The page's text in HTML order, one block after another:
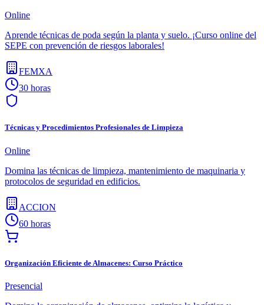
Online
Aprende técnicas de poda según la planta y suelo. ¡Curso online del
SEPE con prevención de riesgos laborales!
FEMXA
30 horas
Técnicas y Procedimientos Profesionales de Limpieza
Online
Domina las técnicas de limpieza, mantenimiento de maquinaria y
protocolos de seguridad en edificios.
ACCION
60 horas
Organización Eficiente de Almacenes: Curso Práctico
Presencial